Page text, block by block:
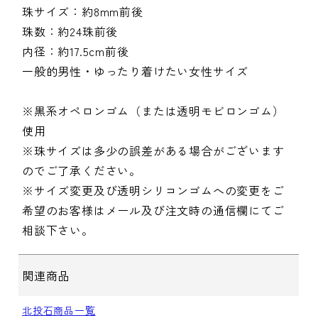
珠サイズ：約8mm前後
珠数：約24珠前後
内径：約17.5cm前後
一般的男性・ゆったり着けたい女性サイズ
※黒系オペロンゴム（または透明モビロンゴム）
使用
※珠サイズは多少の誤差がある場合がございます
のでご了承ください。
※サイズ変更及び透明シリコンゴムへの変更をご
希望のお客様はメール及び注文時の通信欄にてご
相談下さい。
関連商品
北投石商品一覧